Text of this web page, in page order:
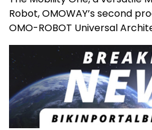
Robot, OMOWAY’s second
OMO-ROBOT Universal